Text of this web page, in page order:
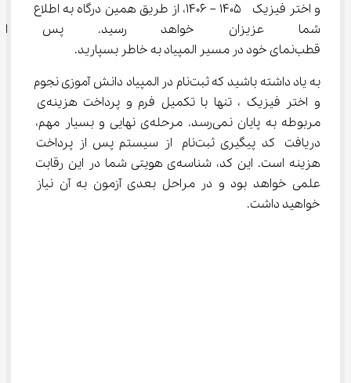
و اختر فیزیک  1405 – 1406، از طریق همین درگاه به اطلاع
شما عزیزان خواهد رسید. پس
قطب‌نمای خود در مسیر المپیاد به خاطر بسپارید.
به یاد داشته باشید که ثبت‌نام در المپیاد دانش آموزی نجوم
و اختر فیزیک ، تنها با تکمیل فرم و پرداخت هزینه‌ی
مربوطه به پایان نمی‌رسد. مرحله‌ی نهایی و بسیار مهم،
دریافت کد پیگیری ثبت‌نام از سیستم پس از پرداخت
هزینه است. این کد، شناسه‌ی هویتی شما در این رقابت
علمی خواهد بود و در مراحل بعدی آزمون به آن نیاز
خواهید داشت.